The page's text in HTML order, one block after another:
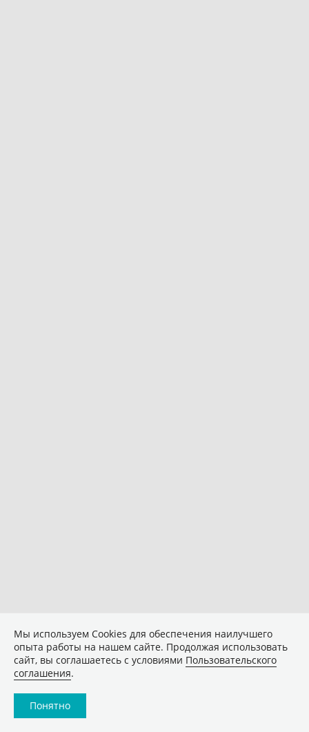
Мы используем Сookies для обеспечения наилучшего
опыта работы на нашем сайте. Продолжая использовать
сайт, вы соглашаетесь с условиями Пользовательского
соглашения.
Понятно